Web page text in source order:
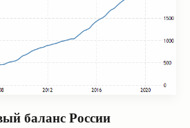
баланс России